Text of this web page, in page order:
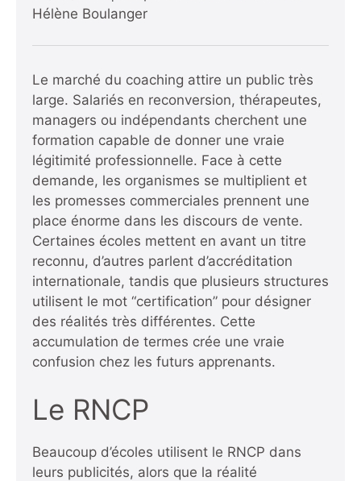
Hélène Boulanger
Le marché du coaching attire un public très
large. Salariés en reconversion, thérapeutes,
managers ou indépendants cherchent une
formation capable de donner une vraie
légitimité professionnelle. Face à cette
demande, les organismes se multiplient et
les promesses commerciales prennent une
place énorme dans les discours de vente.
Certaines écoles mettent en avant un titre
reconnu, d’autres parlent d’accréditation
internationale, tandis que plusieurs structures
utilisent le mot “certification” pour désigner
des réalités très différentes. Cette
accumulation de termes crée une vraie
confusion chez les futurs apprenants.
Le RNCP
Beaucoup d’écoles utilisent le RNCP dans
leurs publicités, alors que la réalité